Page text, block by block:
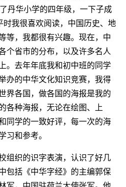
丹华小学的四年级，一下子成
时我很喜欢阅读，中国历史、地
等，我都很有兴趣。现在，中
个省市的分布，以及许多名人
。去年年底我和初中班的同学
办的中华文化知识竞赛，我得
界各国，做各国的海报是我的
各种海报，无论在绘图、上
同学的一致好评，每一次的海
习和参考。
织的识字表演，认识了好几
包括《中华字经》的主编郭保